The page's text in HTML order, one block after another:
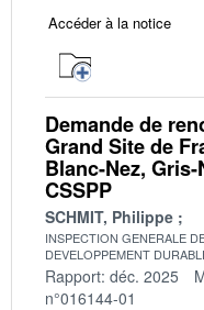
Accéder à la notice
Demande de
Grand Site de
Blanc-Nez,
CSSPP
SCHMIT, Philippe
INSPECTION GENERALE
DEVELOPPEMENT
Rapport: déc. 2025
n°016144-01